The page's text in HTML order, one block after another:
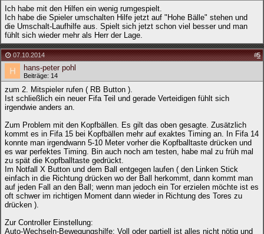
Ich habe mit den Hilfen ein wenig rumgespielt.
Ich habe die Spieler umschalten Hilfe jetzt auf "Hohe Bälle" stehen und
die Umschalt-Laufhilfe aus. Spielt sich jetzt schon viel besser und man
fühlt sich wieder mehr als Herr der Lage.
07.10.2014 #5
hans-peter pohl
Beiträge: 14
zum 2. Mitspieler rufen ( RB Button ).
Ist schließlich ein neuer Fifa Teil und gerade Verteidigen fühlt sich
irgendwie anders an.
Zum Problem mit den Kopfbällen. Es gilt das oben gesagte. Zusätzlich
kommt es in Fifa 15 bei Kopfbällen mehr auf exaktes Timing an. In Fifa 14
konnte man irgendwann 5-10 Meter vorher die Kopfballtaste drücken und
es war perfektes Timing. Bin auch noch am testen, habe mal zu früh mal
zu spät die Kopfballtaste gedrückt.
Im Notfall X Button und dem Ball entgegen laufen ( den Linken Stick
einfach in die Richtung drücken wo der Ball herkommt, dann kommt man
auf jeden Fall an den Ball; wenn man jedoch ein Tor erzielen möchte ist es
oft schwer im richtigen Moment dann wieder in Richtung des Tores zu
drücken ).
Zur Controller Einstellung:
Auto-Wechseln-Bewegungshilfe: Voll oder partiell ist alles nicht nötig und